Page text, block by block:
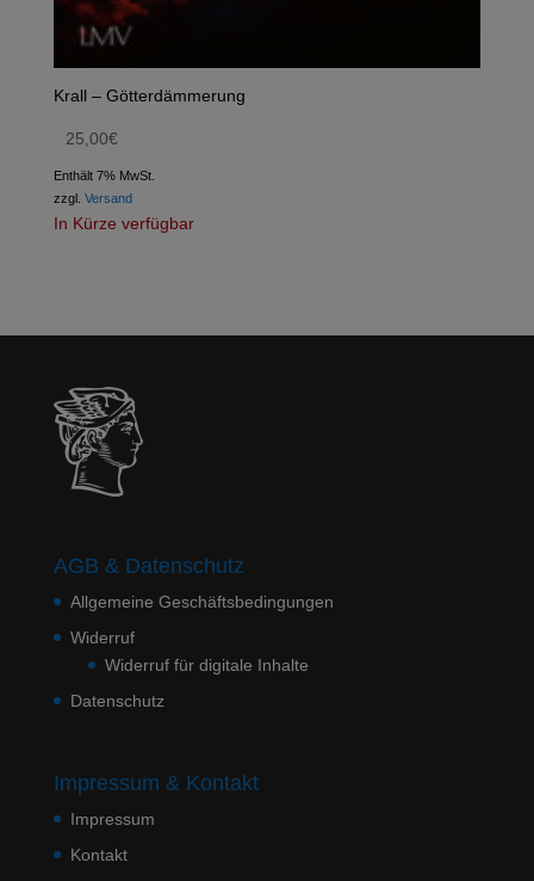
Krall – Götterdämmerung
25,00€
Enthält 7% MwSt.
zzgl. Versand
In Kürze verfügbar
AGB & Datenschutz
Allgemeine Geschäftsbedingungen
Widerruf
Widerruf für digitale Inhalte
Datenschutz
Impressum & Kontakt
Impressum
Kontakt